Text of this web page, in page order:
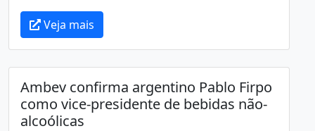
Veja mais
Ambev confirma argentino Pablo Firpo
como vice-presidente de bebidas não-
alcoólicas